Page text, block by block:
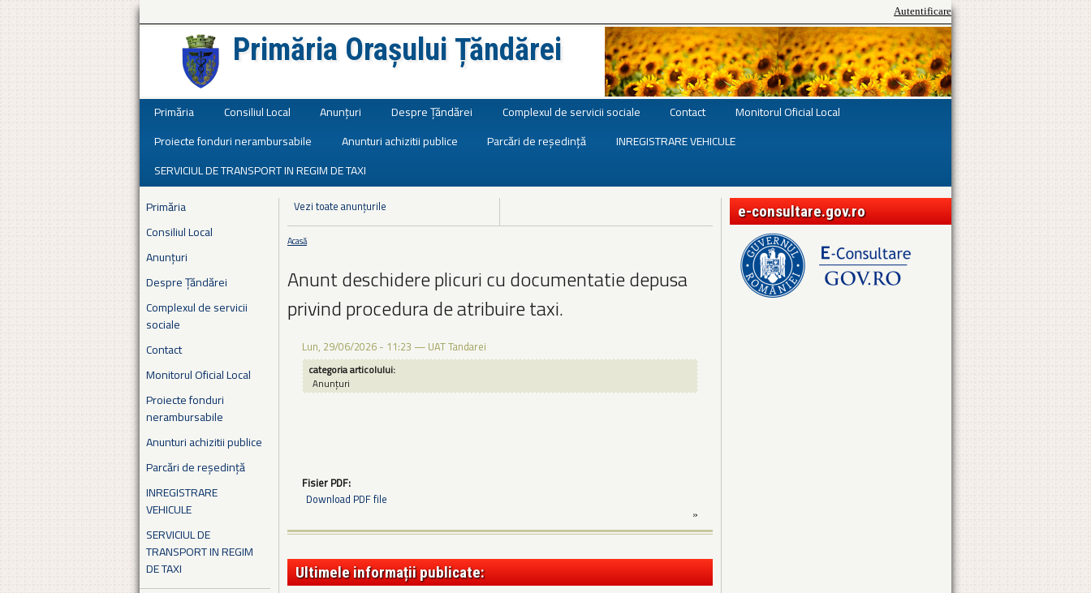
Autentificare
Primăria Orașului Țăndărei
Primăria Consiliul Local Anunțuri Despre Țăndărei Complexul de servicii sociale Contact
Monitorul Oficial Local
Proiecte fonduri nerambursabile
Anunturi achizitii publice Parcări de reședință
INREGISTRARE VEHICULE
SERVICIUL DE TRANSPORT IN REGIM DE TAXI
Primăria
Consiliul Local
Anunțuri
Despre Țăndărei
Complexul de servicii
sociale
Contact
Monitorul Oficial Local
Proiecte fonduri
nerambursabile
Anunturi achizitii publice
Parcări de reședință
INREGISTRARE
VEHICULE
SERVICIUL DE
TRANSPORT IN REGIM
DE TAXI
Vezi toate anunțurile
Eşti aici
Acasă
Anunt deschidere plicuri cu documentatie depusa
privind procedura de atribuire taxi.
Lun, 29/06/2026 - 11:23 — UAT Tandarei
categoria articolului:
Anunțuri
Fisier PDF:
Download PDF file
»
Ultimele informații publicate:
e-consultare.gov.ro